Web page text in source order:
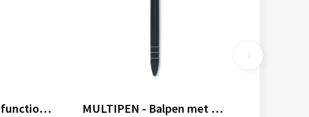
TOOLPEN - Multifunctionele tool MULTIPEN - Balpen met stylus